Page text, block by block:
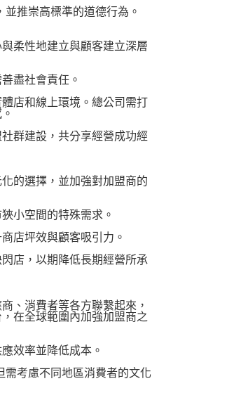
推崇高標準的道德行為。
柔性地建立與顧客建立深層
盡社會責任。
店和線上環境。總公司需打
群建設，共分享經營成功經
的選擇，並加強對加盟商的
小空間的特殊需求。
店坪效與顧客吸引力。
店，以期降低長期經營所承
、消費者等各方聯繫起來，
在全球範圍內加強加盟商之
效率並降低成本。
考慮不同地區消費者的文化